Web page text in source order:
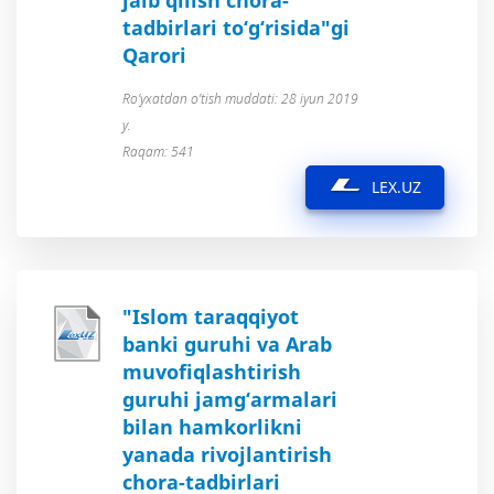
tadbirlari to‘g‘risida"gi
Qarori
Ro’yxatdan o’tish muddati: 28 iyun 2019
y.
Raqam: 541
LEX.UZ
"Islom taraqqiyot
banki guruhi va Arab
muvofiqlashtirish
guruhi jamg‘armalari
bilan hamkorlikni
yanada rivojlantirish
chora-tadbirlari